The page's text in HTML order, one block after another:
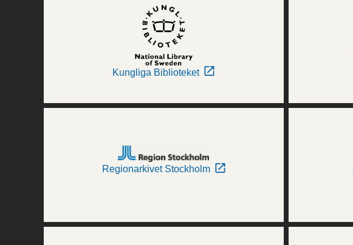
Kungliga Biblioteket
Regionarkivet Stockholm